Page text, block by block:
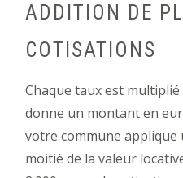
ADDITION DE
COTISATIONS
Chaque taux est multiplié
donne un montant en
votre commune applique
moitié de la valeur